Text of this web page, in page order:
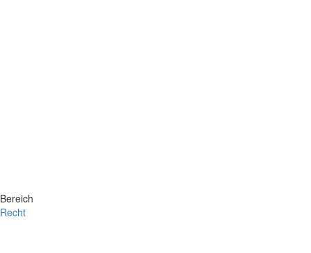
Bereich
Recht